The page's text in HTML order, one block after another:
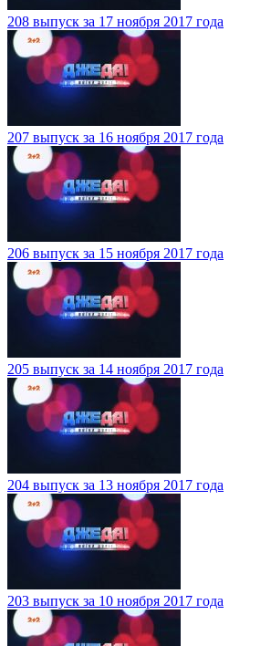
208 выпуск за 17 ноября 2017 года
207 выпуск за 16 ноября 2017 года
206 выпуск за 15 ноября 2017 года
205 выпуск за 14 ноября 2017 года
204 выпуск за 13 ноября 2017 года
203 выпуск за 10 ноября 2017 года